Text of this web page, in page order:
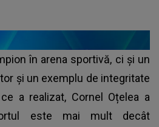
în arena sportivă, ci și un
și un exemplu de integritate
a realizat, Cornel Oțelea a
este mai mult decât